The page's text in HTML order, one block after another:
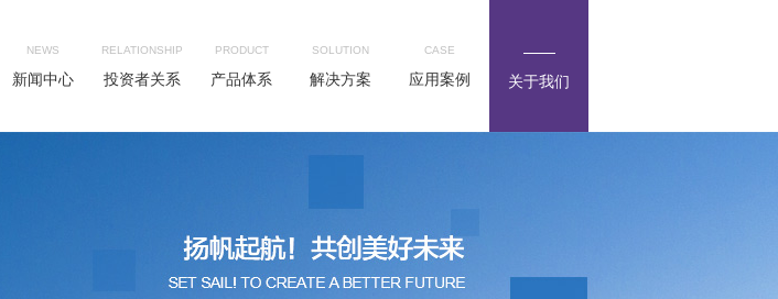
NEWS
新闻中心
RELATIONSHIP
投资者关系
PRODUCT
产品体系
SOLUTION
解决方案
CASE
应用案例 关于我们